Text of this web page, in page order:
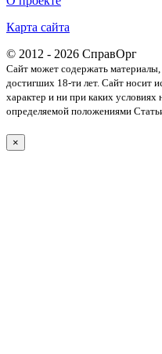
Карта сайта
© 2012 - 2026 СправОрг
Сайт может содержать
достигших 18-ти лет. Cайт носит
характер и ни при каких условиях
определяемой положениями
×